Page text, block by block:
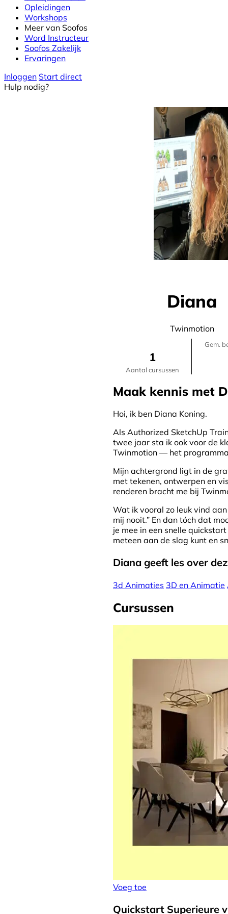
Opleidingen
Workshops
Meer van Soofos
Word Instructeur
Soofos Zakelijk
Ervaringen
Inloggen Start direct
Hulp nodig?
Diana
Twinmotion
1
Aantal cursussen
Gem.
Maak kennis met
Hoi, ik ben Diana Koning.
Als Authorized SketchUp
twee jaar sta ik ook voor de
Twinmotion — het
Mijn achtergrond ligt in de
met tekenen, ontwerpen en
renderen bracht me bij
Wat ik vooral zo leuk vind
mij nooit.” En dan tóch dat
je mee in een snelle
meteen aan de slag kunt en
Diana geeft les over
3d Animaties 3D en Animatie
Cursussen
Voeg toe
Quickstart Superieure